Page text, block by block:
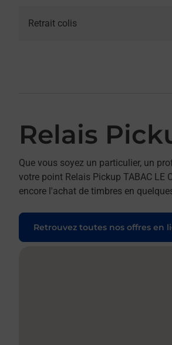
Retrait colis
Relais
Que vous soyez un particulier, un
votre point Relais Pickup TABAC LE
encore l'achat de timbres en
Retrouvez toutes nos offres en